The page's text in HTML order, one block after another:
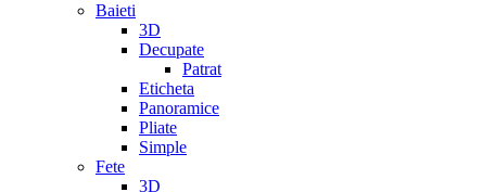
Baieti
3D
Decupate
Patrat
Eticheta
Panoramice
Pliate
Simple
Fete
3D